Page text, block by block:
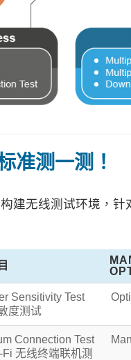
准测一测！
建无线测试环境，
Sensitivity Test
度测试
Connection Test
Fi 无线终端联机测